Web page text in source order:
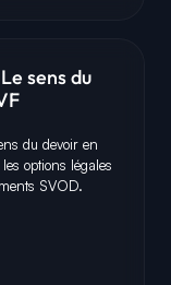
sens du
du devoir en
options légales
SVOD.